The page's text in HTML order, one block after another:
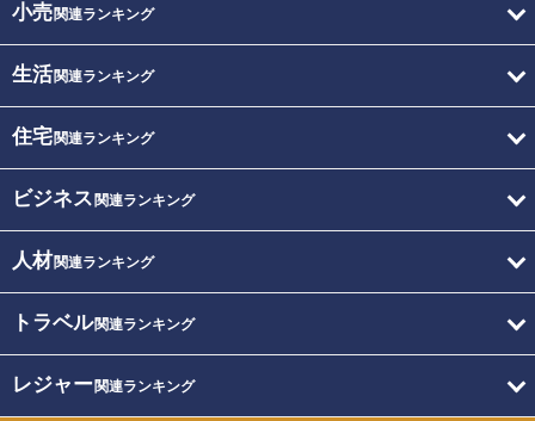
小売関連ランキング
生活関連ランキング
住宅関連ランキング
ビジネス 関連ランキング
人材関連ランキング
トラベル関連ランキング
レジャー関連ランキング